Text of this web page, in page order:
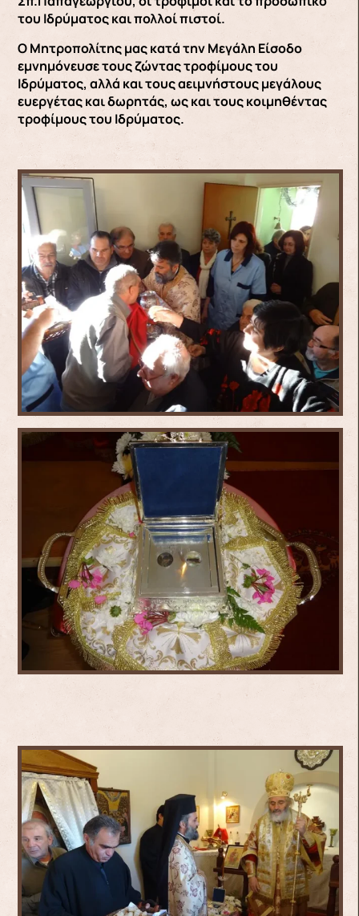
του Ιδρύματος και πολλοί πιστοί.
Ο Μητροπολίτης μας κατά την Μεγάλη Είσοδο
εμνημόνευσε τους ζώντας τροφίμους του
Ιδρύματος, αλλά και τους αειμνήστους μεγάλους
ευεργέτας και δωρητάς, ως και τους κοιμηθέντας
τροφίμους του Ιδρύματος.